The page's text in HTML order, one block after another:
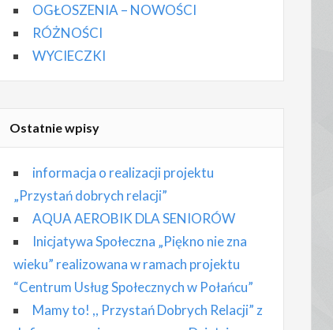
OGŁOSZENIA – NOWOŚCI
RÓŻNOŚCI
WYCIECZKI
Ostatnie wpisy
informacja o realizacji projektu
„Przystań dobrych relacji”
AQUA AEROBIK DLA SENIORÓW
Inicjatywa Społeczna „Piękno nie zna
wieku” realizowana w ramach projektu
“Centrum Usług Społecznych w Połańcu”
Mamy to! ,, Przystań Dobrych Relacji” z